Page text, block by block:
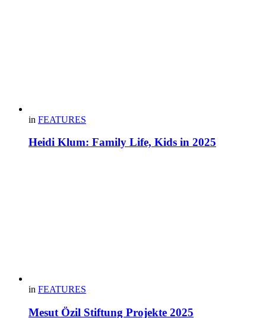
in FEATURES
Heidi Klum: Family Life, Kids in 2025
in FEATURES
Mesut Özil Stiftung Projekte 2025